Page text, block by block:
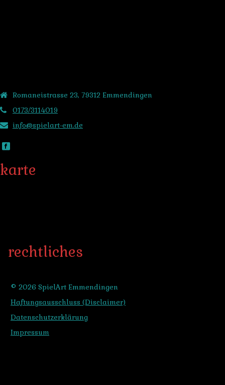
Romaneistrasse 23, 79312 Emmendingen
0173/3114019
info@spielart-em.de
karte
rechtliches
© 2026 SpielArt Emmendingen
Haftungsausschluss (Disclaimer)
Datenschutzerklärung
Impressum